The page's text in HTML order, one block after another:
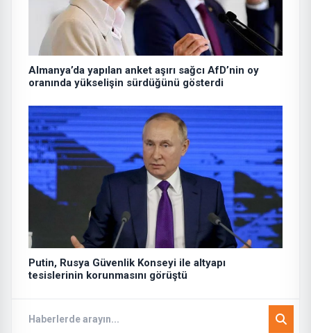
Almanya’da yapılan anket aşırı sağcı AfD’nin oy
oranında yükselişin sürdüğünü gösterdi
Putin, Rusya Güvenlik Konseyi ile altyapı
tesislerinin korunmasını görüştü